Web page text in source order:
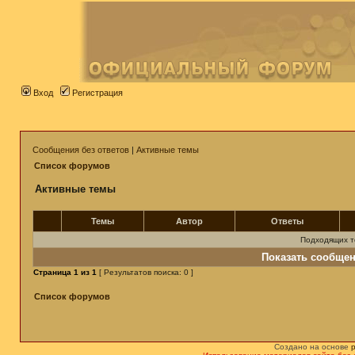
Вход Регистрация
Сообщения без ответов | Активные темы
Список форумов
Активные темы
Темы Автор Ответы
Подходящих
Показать
Страница 1 из 1 [ Результатов поиска: 0 ]
Список форумов
Создано на основе